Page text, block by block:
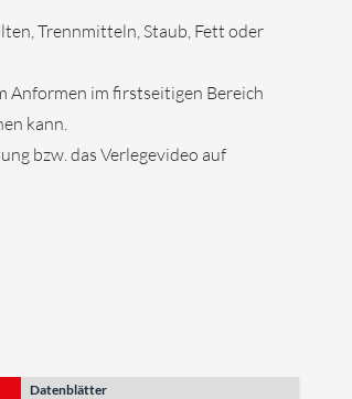
Trennmitteln, Staub, Fett oder
Anformen im firstseitigen Bereich
kann.
bzw. das Verlegevideo auf
Datenblätter